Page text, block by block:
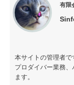
有限
本サイトの管理者で
プロダイバー業務
ます。